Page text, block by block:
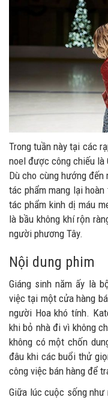
Trong tuần này tại các
noel được công chiếu là
Dù cho cùng hướng
tác phẩm mang lại
tác phẩm kinh dị máu
là bầu không khí rộn
người phương Tây.
Nội dung phim
Giáng sinh năm ấy là
việc tại một cửa hàng
người Hoa khó tính.
khi bỏ nhà đi vì không
không có một chốn
đâu khi các buổi thử
công việc bán hàng để
Giữa lúc cuộc sống